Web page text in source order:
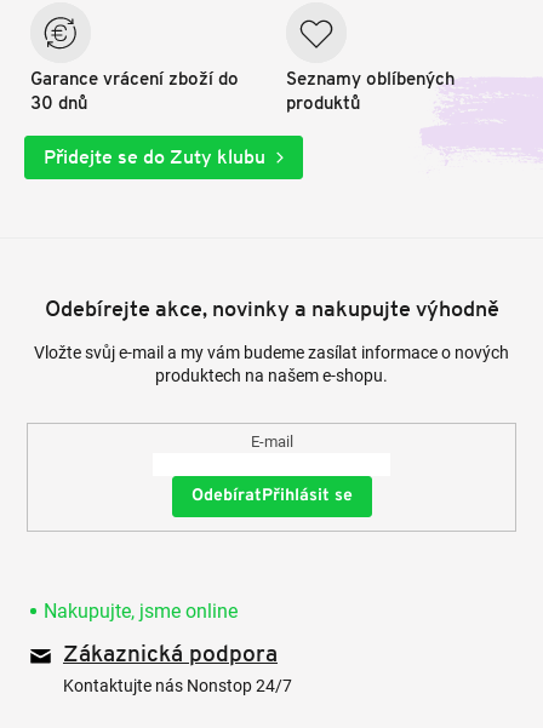
Garance vrácení zboží do
30 dnů
Seznamy oblíbených
produktů
Přidejte se do Zuty klubu
Odebírejte akce, novinky a nakupujte výhodně
Vložte svůj e-mail a my vám budeme zasílat informace o nových
produktech na našem e-shopu.
E-mail
Přihlásit se
Nakupujte, jsme online
Zákaznická podpora
Kontaktujte nás Nonstop 24/7